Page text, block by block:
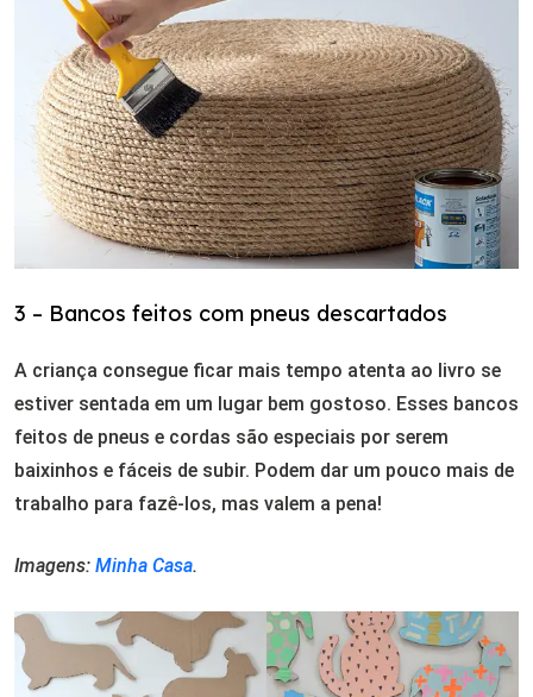
3 – Bancos feitos com pneus descartados
A criança consegue ficar mais tempo atenta ao livro se
estiver sentada em um lugar bem gostoso. Esses bancos
feitos de pneus e cordas são especiais por serem
baixinhos e fáceis de subir. Podem dar um pouco mais de
trabalho para fazê-los, mas valem a pena!
Imagens: Minha Casa.